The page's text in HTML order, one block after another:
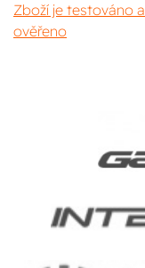
Zboží je testováno a
ověřeno